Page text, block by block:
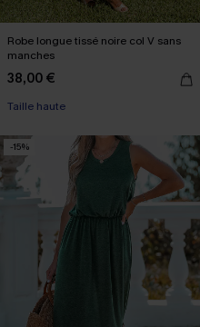
Robe longue tissé noire col V sans
manches
38,00 €
Taille haute
-15%